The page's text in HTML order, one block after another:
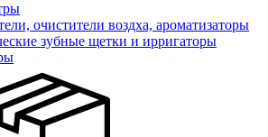
очистители воздха, ароматизаторы
зубные щетки и ирригаторы